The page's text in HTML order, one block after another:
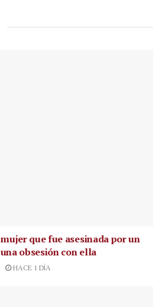
que fue asesinada por un
obsesión con ella
HACE 1 DÍA